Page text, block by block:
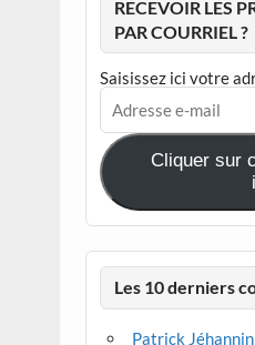
RECEVOIR LES
PAR COURRIEL ?
Saisissez ici votre
Adresse
e-
mail
Cliquer sur
Les 10 derniers
Patrick Jéhannin